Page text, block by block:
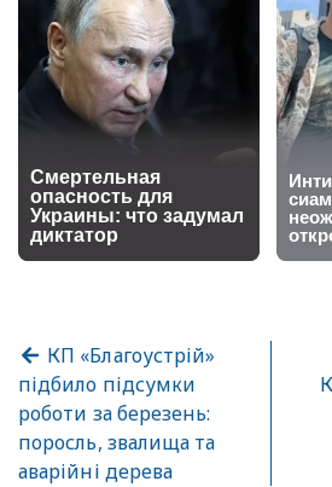
КП «Благоустрій»
підбило підсумки
роботи за березень:
поросль, звалища та
аварійні дерева